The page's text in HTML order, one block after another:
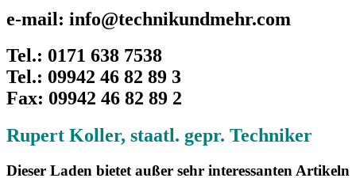
Kontakt
e-mail: info@technikundmehr.com
Tel.: 0171 638 7538
Tel.: 09942 46 82 89 3
Fax: 09942 46 82 89 2
Rupert Koller, staatl. gepr. Techniker